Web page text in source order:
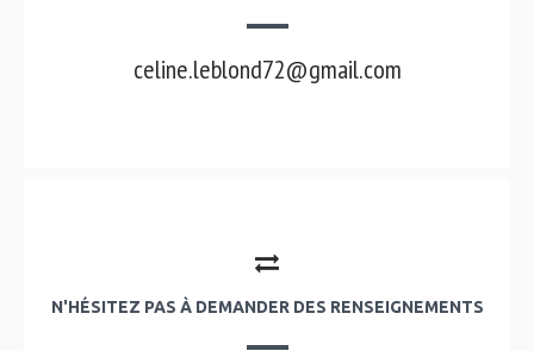
celine.leblond72@gmail.com
N'HÉSITEZ PAS À DEMANDER DES RENSEIGNEMENTS